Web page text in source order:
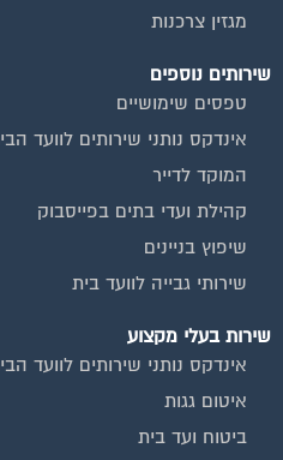
מגזין צרכנות
שירותים נוספים
טפסים שימושיים
אינדקס נותני שירותים לוועד הבית
המוקד לדייר
קהילת ועדי בתים בפייסבוק
שיפוץ בניינים
שירותי גבייה לוועד בית
שירות בעלי מקצוע
אינדקס נותני שירותים לוועד הבית
איטום גגות
ביטוח ועד בית